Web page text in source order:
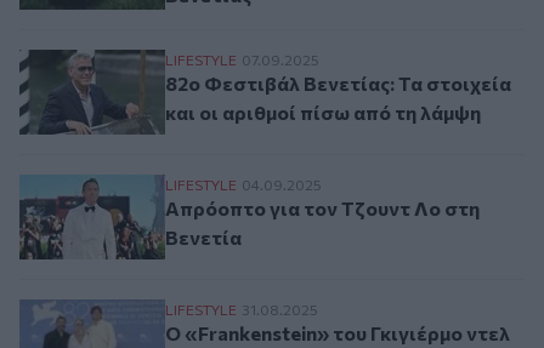
82ο Φεστιβάλ Βενετίας: Τα στοιχεία και
LIFESTYLE 07.09.2025
82ο Φεστιβάλ Βενετίας: Τα στοιχεία
και οι αριθμοί πίσω από τη λάμψη
Απρόοπτο για τον Τζουντ Λο στη Βενετία
LIFESTYLE 04.09.2025
Απρόοπτο για τον Τζουντ Λο στη
Βενετία
Ο «Frankenstein» του Γκιγιέρμο ντελ
LIFESTYLE 31.08.2025
Ο «Frankenstein» του Γκιγιέρμο ντελ